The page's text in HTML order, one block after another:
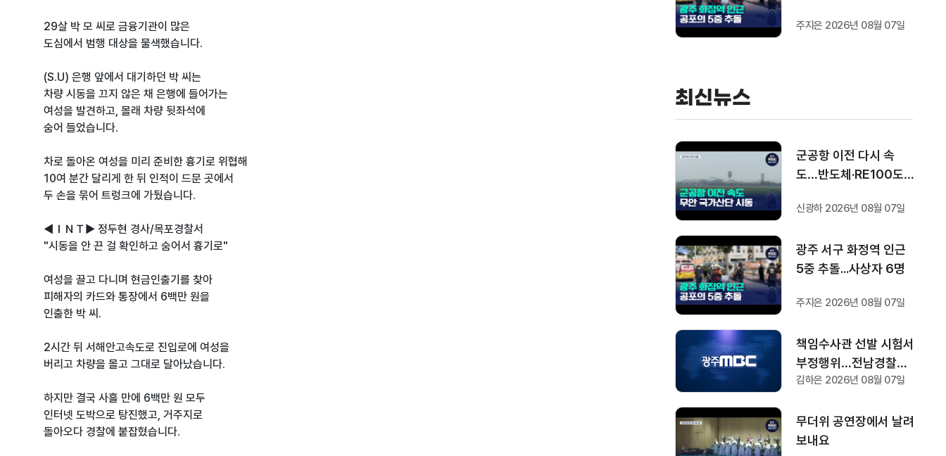
29살 박 모 씨로 금융기관이 많은
도심에서 범행 대상을 물색했습니다.
(S.U) 은행 앞에서 대기하던 박 씨는
차량 시동을 끄지 않은 채 은행에 들어가는
여성을 발견하고, 몰래 차량 뒷좌석에
숨어 들었습니다.
차로 돌아온 여성을 미리 준비한 흉기로 위협해
10여 분간 달리게 한 뒤 인적이 드문 곳에서
두 손을 묶어 트렁크에 가뒀습니다.
◀ＩＮＴ▶ 정두현 경사/목포경찰서
"시동을 안 끈 걸 확인하고 숨어서 흉기로"
여성을 끌고 다니며 현금인출기를 찾아
피해자의 카드와 통장에서 6백만 원을
인출한 박 씨.
2시간 뒤 서해안고속도로 진입로에 여성을
버리고 차량을 몰고 그대로 달아났습니다.
하지만 결국 사흘 만에 6백만 원 모두
인터넷 도박으로 탕진했고, 거주지로
돌아오다 경찰에 붙잡혔습니다.
주지은 2026년 08월 07일
최신뉴스
군공항 이전 다시 속
도…반도체·RE100도
신광하 2026년 08월 07일
광주 서구 화정역 인근
5중 추돌...사상자 6명
주지은 2026년 08월 07일
책임수사관 선발 시험서
부정행위…전남경찰청
"감찰 착수"
김하은 2026년 08월 07일
무더위 공연장에서 날려
보내요